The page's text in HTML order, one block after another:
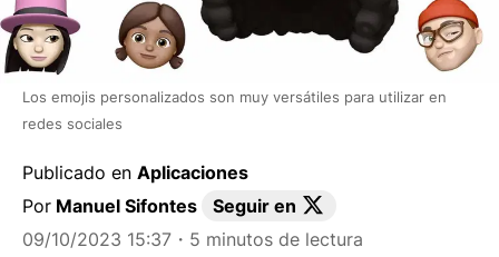
Los emojis personalizados son muy versátiles para utilizar en
redes sociales
Publicado en Aplicaciones
Por Manuel Sifontes
Seguir en
09/10/2023 15:37 ・5 minutos de lectura